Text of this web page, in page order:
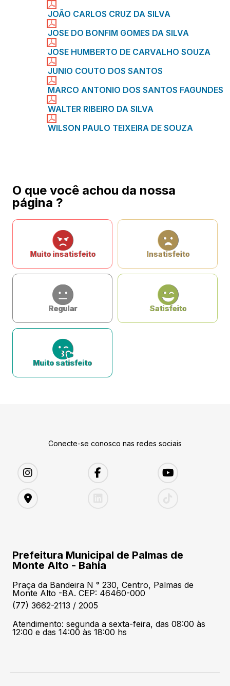
JOÃO CARLOS CRUZ DA SILVA
JOSE DO BONFIM GOMES DA SILVA
JOSE HUMBERTO DE CARVALHO SOUZA
JUNIO COUTO DOS SANTOS
MARCO ANTONIO DOS SANTOS FAGUNDES
WALTER RIBEIRO DA SlLVA
WILSON PAULO TEIXEIRA DE SOUZA
O que você achou da nossa
página ?
Muito insatisfeito Insatisfeito
Regular Satisfeito
Muito satisfeito
Conecte-se conosco nas redes sociais
Prefeitura Municipal de Palmas de
Monte Alto - Bahia
Praça da Bandeira N ° 230, Centro, Palmas de
Monte Alto -BA. CEP: 46460-000
(77) 3662-2113 / 2005
Atendimento: segunda a sexta-feira, das 08:00 às
12:00 e das 14:00 às 18:00 hs